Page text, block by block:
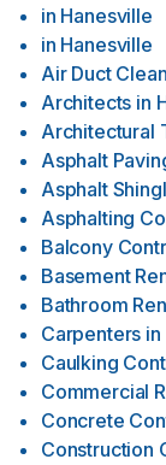
in Hanesville
in Hanesville
Air Duct
Architects in
Architectural
Asphalt
Asphalt
Asphalting
Balcony
Basement
Bathroom
Carpenters in
Caulking
Commercial
Concrete
Construction